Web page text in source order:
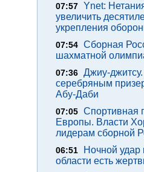
07:57 Ynet:
увеличить
укрепления
07:54 Сборная
шахматной
07:36 Джиу-
серебряным
Абу-Даби
07:05 Спортивная
Европы. Власти
лидерам сборной
06:51
Ночной удар
области есть